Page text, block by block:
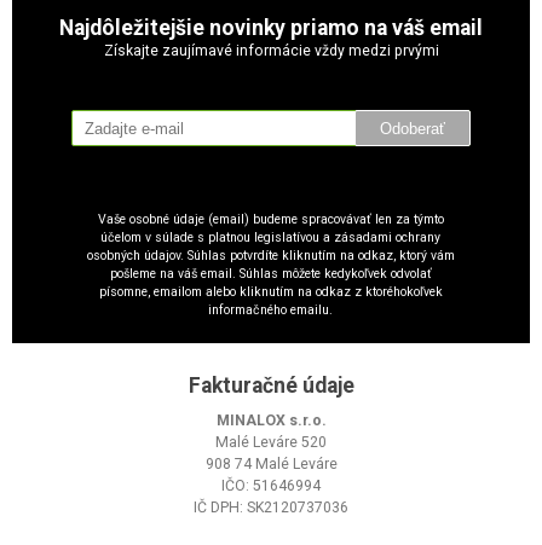
Najdôležitejšie novinky priamo na váš email
Získajte zaujímavé informácie vždy medzi prvými
Odoberať
Vaše osobné údaje (email) budeme spracovávať len za týmto
účelom v súlade s platnou legislatívou a zásadami ochrany
osobných údajov. Súhlas potvrdíte kliknutím na odkaz, ktorý vám
pošleme na váš email. Súhlas môžete kedykoľvek odvolať
písomne, emailom alebo kliknutím na odkaz z ktoréhokoľvek
informačného emailu.
Fakturačné údaje
MINALOX s.r.o.
Malé Leváre 520
908 74 Malé Leváre
IČO: 51646994
IČ DPH: SK2120737036